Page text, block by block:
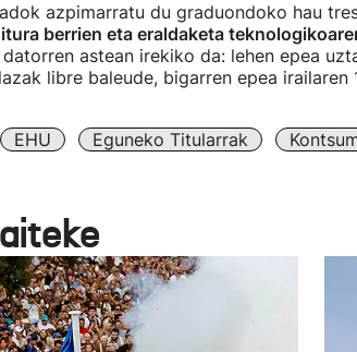
azpimarratu du graduondoko hau
berrien eta eraldaketa
astean irekiko da: lehen epea
libre baleude, bigarren epea irailaren
EHU Eguneko Titularrak